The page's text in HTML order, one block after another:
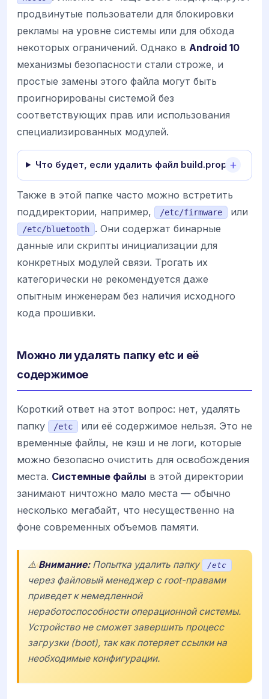
продвинутые пользователи для блокировки
рекламы на уровне системы или для обхода
некоторых ограничений. Однако в Android 10
механизмы безопасности стали строже, и
простые замены этого файла могут быть
проигнорированы системой без
соответствующих прав или использования
специализированных модулей.
Что будет, если удалить файл build.prop?
Также в этой папке часто можно встретить
поддиректории, например,
/etc/firmware или
/etc/bluetooth
. Они содержат бинарные
данные или скрипты инициализации для
конкретных модулей связи. Трогать их
категорически не рекомендуется даже
опытным инженерам без наличия исходного
кода прошивки.
Можно ли удалять папку etc и её
содержимое
Короткий ответ на этот вопрос: нет, удалять
папку
/etc
или её содержимое нельзя. Это не
временные файлы, не кэш и не логи, которые
можно безопасно очистить для освобождения
места. Системные файлы в этой директории
занимают ничтожно мало места — обычно
несколько мегабайт, что несущественно на
фоне современных объемов памяти.
⚠️Внимание:Попытка удалить папку /etc
через файловый менеджер с root-правами
приведет к немедленной
неработоспособности операционной системы.
Устройство не сможет завершить процесс
загрузки (boot), так как потеряет ссылки на
необходимые конфигурации.